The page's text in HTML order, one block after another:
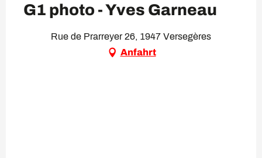
G1 photo - Yves Garneau
Rue de Prarreyer 26, 1947 Versegères
Anfahrt